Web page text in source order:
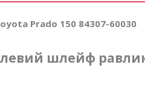
Prado 150 84307-60030
шлейф